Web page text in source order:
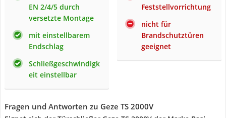
EN 2/4/5 durch
versetzte Montage
mit einstellbarem
Endschlag
Schließgeschwindigk
eit einstellbar
Feststellvorrichtung
nicht für
Brandschutztüren
geeignet
Fragen und Antworten zu Geze TS 2000V